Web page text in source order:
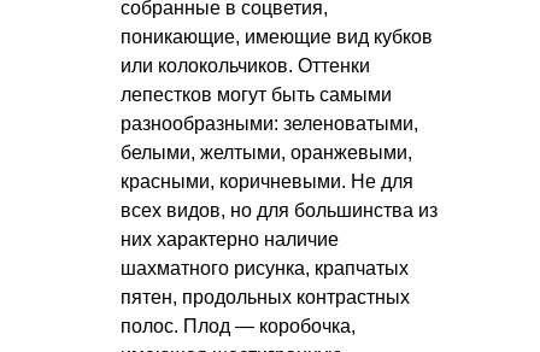
собранные в соцветия,
поникающие, имеющие вид кубков
или колокольчиков. Оттенки
лепестков могут быть самыми
разнообразными: зеленоватыми,
белыми, желтыми, оранжевыми,
красными, коричневыми. Не для
всех видов, но для большинства из
них характерно наличие
шахматного рисунка, крапчатых
пятен, продольных контрастных
полос. Плод — коробочка,